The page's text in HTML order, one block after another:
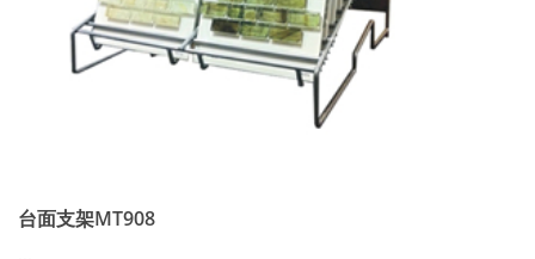
台面支架MT908
...